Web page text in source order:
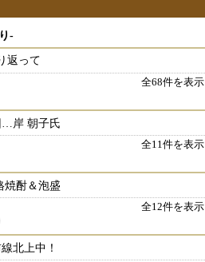
-
返って
全68件を表示
…岸 朝子氏
全11件を表示
焼酎＆泡盛
全12件を表示
北上中！